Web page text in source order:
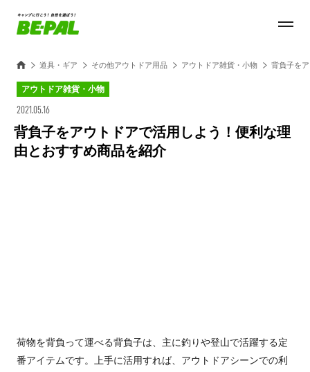
道具・ギア その他アウトドア用品 アウトドア雑貨・小物 背負子を
アウトドア雑貨・小物
2021.05.16
背負子をアウトドアで活用しよう！便利な理
由とおすすめ商品を紹介
荷物を背負って運べる背負子は、主に釣りや登山で活躍する定
番アイテムです。上手に活用すれば、アウトドアシーンでの利